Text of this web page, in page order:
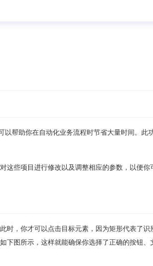
以帮助你在自动化业务流程时节省大量时间。此
这些项目进行修改以及调整相应的参数，以便
时，你才可以点击目标元素，因为矩形代表了
图所示，这样就能确保你选择了正确的按钮、